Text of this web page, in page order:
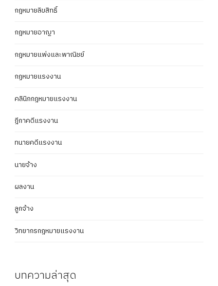
กฎหมายลิขสิทธิ์
กฎหมายอาญา
กฎหมายแพ่งและพาณิชย์
กฏหมายแรงงาน
คลินิกกฎหมายแรงงาน
ฎีกาคดีแรงงาน
ทนายคดีแรงงาน
นายจ้าง
ผลงาน
ลูกจ้าง
วิทยากรกฎหมายแรงงาน
บทความล่าสุด